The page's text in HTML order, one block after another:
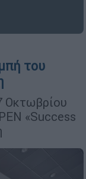
του
Οκτωβρίου
«Success